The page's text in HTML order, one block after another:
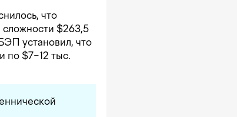
что
$263,5
установил, что
по $7−12 тыс.